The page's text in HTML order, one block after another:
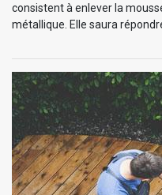
consistent à enlever la
métallique. Elle saura